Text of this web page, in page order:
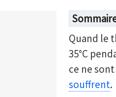
Quand le
35°C
ce ne
souffrent.